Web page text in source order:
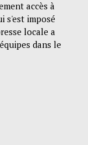
accès à
s'est imposé
locale a
dans le